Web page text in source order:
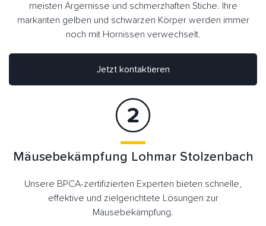
meisten Ärgernisse und schmerzhaften Stiche. Ihre
markanten gelben und schwarzen Körper werden immer
noch mit Hornissen verwechselt.
Jetzt kontaktieren
Mäusebekämpfung Lohmar Stolzenbach
Unsere BPCA-zertifizierten Experten bieten schnelle,
effektive und zielgerichtete Lösungen zur
Mäusebekämpfung.